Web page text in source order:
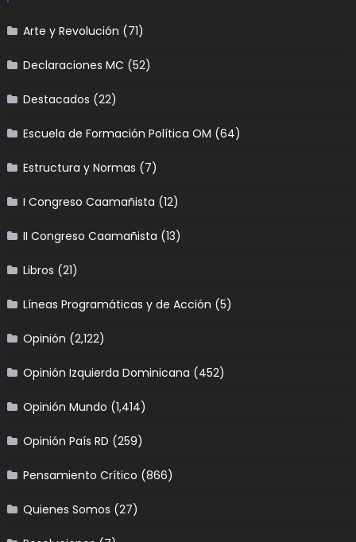
Arte y Revolución (71)
Declaraciones MC (52)
Destacados (22)
Escuela de Formación Política OM (64)
Estructura y Normas (7)
I Congreso Caamañista (12)
II Congreso Caamañista (13)
Libros (21)
Líneas Programáticas y de Acción (5)
Opinión (2,122)
Opinión Izquierda Dominicana (452)
Opinión Mundo (1,414)
Opinión País RD (259)
Pensamiento Crítico (866)
Quienes Somos (27)